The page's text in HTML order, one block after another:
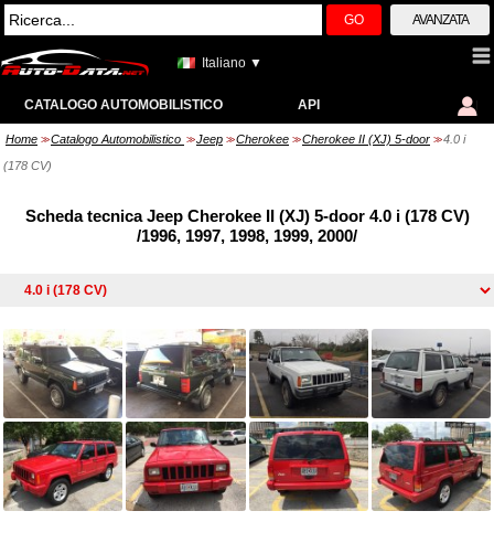
GO AVANZATA
Italiano ▼
CATALOGO AUTOMOBILISTICO API
Home >> Catalogo Automobilistico >> Jeep >> Cherokee >> Cherokee II (XJ) 5-door >> 4.0 i
(178 CV)
Scheda tecnica Jeep Cherokee II (XJ) 5-door 4.0 i (178 CV)
/1996, 1997, 1998, 1999, 2000/